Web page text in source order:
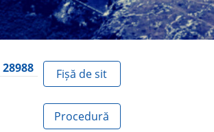
28988 Fișă de sit
Procedură